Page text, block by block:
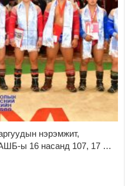
нэрэмжит,
ы 16 насанд 107, 17 …